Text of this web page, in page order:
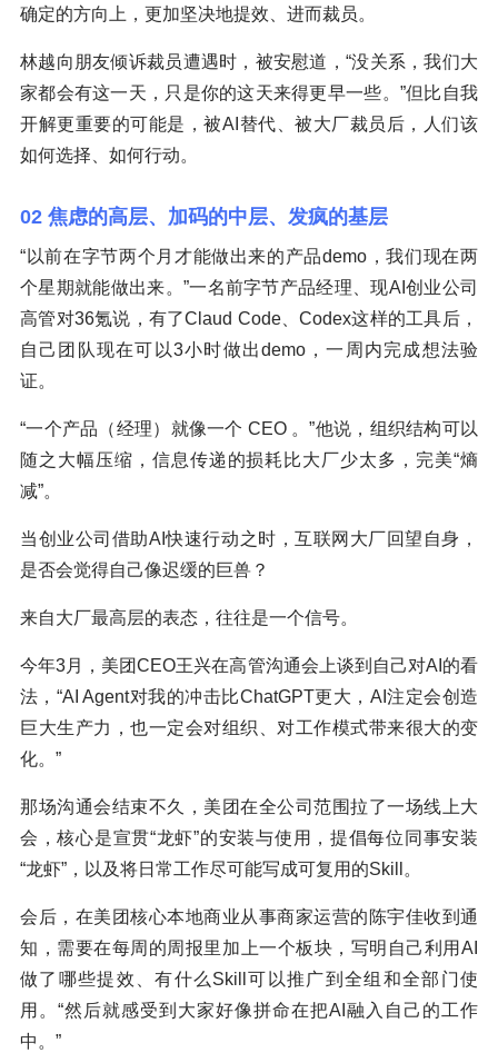
确定的方向上，更加坚决地提效、进而裁员。
林越向朋友倾诉裁员遭遇时，被安慰道，“没关系，我们大
家都会有这一天，只是你的这天来得更早一些。”但比自我
开解更重要的可能是，被AI替代、被大厂裁员后，人们该
如何选择、如何行动。
02 焦虑的高层、加码的中层、发疯的基层
“以前在字节两个月才能做出来的产品demo，我们现在两
个星期就能做出来。”一名前字节产品经理、现AI创业公司
高管对36氪说，有了Claud Code、Codex这样的工具后，
自己团队现在可以3小时做出demo，一周内完成想法验
证。
“一个产品（经理）就像一个 CEO 。”他说，组织结构可以
随之大幅压缩，信息传递的损耗比大厂少太多，完美“熵
减”。
当创业公司借助AI快速行动之时，互联网大厂回望自身，
是否会觉得自己像迟缓的巨兽？
来自大厂最高层的表态，往往是一个信号。
今年3月，美团CEO王兴在高管沟通会上谈到自己对AI的看
法，“AI Agent对我的冲击比ChatGPT更大，AI注定会创造
巨大生产力，也一定会对组织、对工作模式带来很大的变
化。”
那场沟通会结束不久，美团在全公司范围拉了一场线上大
会，核心是宣贯“龙虾”的安装与使用，提倡每位同事安装
“龙虾”，以及将日常工作尽可能写成可复用的Skill。
会后，在美团核心本地商业从事商家运营的陈宇佳收到通
知，需要在每周的周报里加上一个板块，写明自己利用AI
做了哪些提效、有什么Skill可以推广到全组和全部门使
用。“然后就感受到大家好像拼命在把AI融入自己的工作
中。”